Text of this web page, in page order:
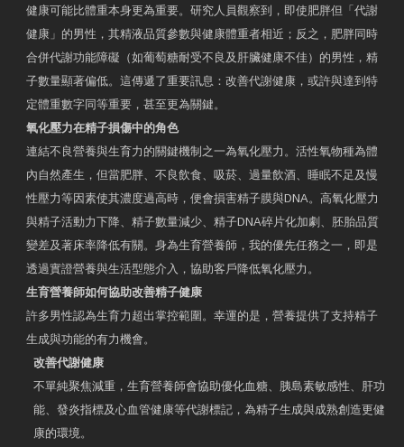
健康可能比體重本身更為重要。研究人員觀察到，即使肥胖但「代謝
健康」的男性，其精液品質參數與健康體重者相近；反之，肥胖同時
合併代謝功能障礙（如葡萄糖耐受不良及肝臟健康不佳）的男性，精
子數量顯著偏低。這傳遞了重要訊息：改善代謝健康，或許與達到特
定體重數字同等重要，甚至更為關鍵。
氧化壓力在精子損傷中的角色
連結不良營養與生育力的關鍵機制之一為氧化壓力。活性氧物種為體
內自然產生，但當肥胖、不良飲食、吸菸、過量飲酒、睡眠不足及慢
性壓力等因素使其濃度過高時，便會損害精子膜與DNA。高氧化壓力
與精子活動力下降、精子數量減少、精子DNA碎片化加劇、胚胎品質
變差及著床率降低有關。身為生育營養師，我的優先任務之一，即是
透過實證營養與生活型態介入，協助客戶降低氧化壓力。
生育營養師如何協助改善精子健康
許多男性認為生育力超出掌控範圍。幸運的是，營養提供了支持精子
生成與功能的有力機會。
改善代謝健康
不單純聚焦減重，生育營養師會協助優化血糖、胰島素敏感性、肝功
能、發炎指標及心血管健康等代謝標記，為精子生成與成熟創造更健
康的環境。